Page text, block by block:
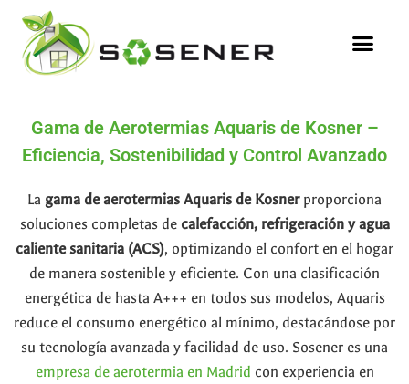
Gama de Aerotermias Aquaris de Kosner –
Eficiencia, Sostenibilidad y Control Avanzado
La gama de aerotermias Aquaris de Kosnerproporciona
soluciones completas de calefacción, refrigeración y agua
caliente sanitaria (ACS), optimizando el confort en el hogar
de manera sostenible y eficiente. Con una clasificación
energética de hasta A+++ en todos sus modelos, Aquaris
reduce el consumo energético al mínimo, destacándose por
su tecnología avanzada y facilidad de uso. Sosener es una
empresa de aerotermia en Madrid con experiencia en